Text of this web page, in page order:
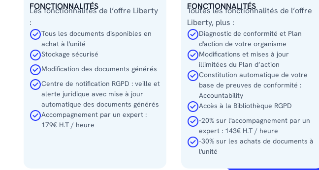
FONCTIONNALITÉS
Les fonctionnalités de l’offre Liberty
:
Tous les documents disponibles en
achat à l'unité
Stockage sécurisé
Modification des documents générés
Centre de notification RGPD : veille et
alerte juridique avec mise à jour
automatique des documents générés
Accompagnement par un expert :
179€ H.T / heure
FONCTIONNALITÉS
Toutes les fonctionnalités de l’offre
Liberty, plus :
Diagnostic de conformité et Plan
d'action de votre organisme
Modifications et mises à jour
illimitées du Plan d’action
Constitution automatique de votre
base de preuves de conformité :
Accountability
Accès à la Bibliothèque RGPD
-20% sur l'accompagnement par un
expert : 143€ H.T / heure
-30% sur les achats de documents à
l'unité
Curieux de découvrir tout ce
Téléchargez notre